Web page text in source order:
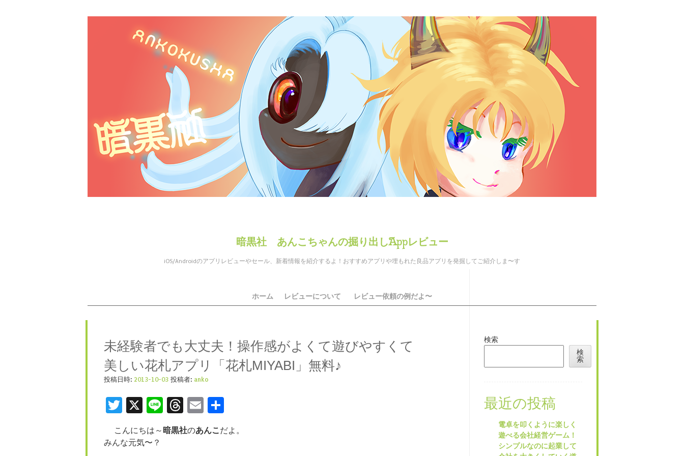
暗黒社 あんこちゃんの掘り出しAppレビュー
iOS/Androidのアプリレビューやセール、新着情報を紹介するよ！おすすめアプリや埋もれた良品アプリを発掘してご紹介しま〜す
メニュー ホーム レビューについて レビュー依頼の例だよ〜
未経験者でも大丈夫！操作感がよくて遊びやすくて
美しい花札アプリ「花札MIYABI」無料♪
投稿日時: 2013-10-03 投稿者: anko
Twitter
X LineThreads
Email
こんにちは～ 暗黒社のあんこだよ。
みんな元気〜？
検索
検
索
最近の投稿
電卓を叩くように楽しく
遊べる会社経営ゲーム！
シンプルなのに起業して